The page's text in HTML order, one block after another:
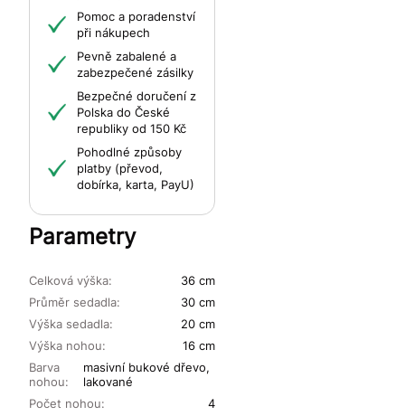
Pomoc a poradenství
při nákupech
Pevně zabalené a
zabezpečené zásilky
Bezpečné doručení z
Polska do České
republiky od 150 Kč
Pohodlné způsoby
platby (převod,
dobírka, karta, PayU)
Parametry
Průměr sedadla:
30 cm
Výška sedadla:
20 cm
Výška nohou:
16 cm
Barva
nohou:
masivní bukové dřevo,
lakované
Počet nohou:
4
Celková výška: 36 cm